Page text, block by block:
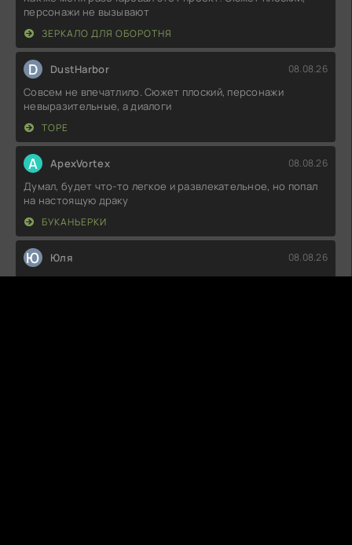
персонажи не вызывают
ЗЕРКАЛО ДЛЯ ОБОРОТНЯ
D DustHarbor 08.08.26
Совсем не впечатлило. Сюжет плоский, персонажи
невыразительные, а диалоги
ТОРЕ
A ApexVortex 08.08.26
Думал, будет что-то легкое и развлекательное, но попал
на настоящую драку
БУКАНЬЕРКИ
Ю Юля 08.08.26
Как же я люблю эту историю! Каждый эпизод держит в